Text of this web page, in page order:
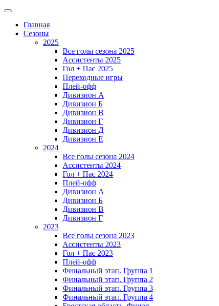
Главная
Сезоны
2025
Все голы сезона 2025
Ассистенты 2025
Гол + Пас 2025
Переходные игры
Плей-офф
Дивизион A
Дивизион Б
Дивизион В
Дивизион Г
Дивизион Д
Дивизион Е
2024
Все голы сезона 2024
Ассистенты 2024
Гол + Пас 2024
Плей-офф
Дивизион A
Дивизион Б
Дивизион В
Дивизион Г
2023
Все голы сезона 2023
Ассистенты 2023
Гол + Пас 2023
Плей-офф
Финальный этап. Группа 1
Финальный этап. Группа 2
Финальный этап. Группа 3
Финальный этап. Группа 4